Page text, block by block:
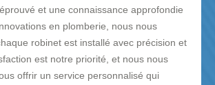
et une connaissance approfondie
en plomberie, nous nous
robinet est installé avec précision et
est notre priorité, et nous nous
offrir un service personnalisé qui